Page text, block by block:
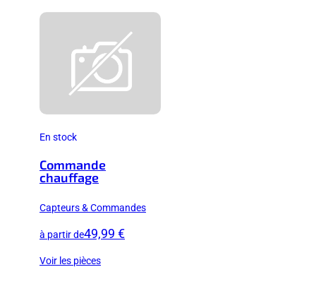
En stock
Commande
chauffage
Capteurs & Commandes
à partir de49,99 €
Voir les pièces